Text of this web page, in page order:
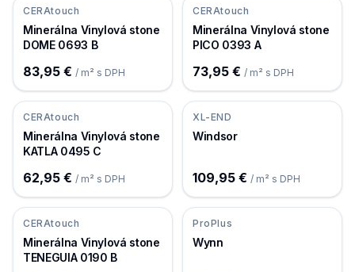
CERAtouch
Minerálna Vinylová stone
DOME 0693 B
83,95 € / m² s DPH
CERAtouch
Minerálna Vinylová stone
PICO 0393 A
73,95 € / m² s DPH
CERAtouch
Minerálna Vinylová stone
KATLA 0495 C
62,95 € / m² s DPH
XL-END
Windsor
109,95 € / m² s DPH
CERAtouch
Minerálna Vinylová stone
TENEGUIA 0190 B
ProPlus
Wynn